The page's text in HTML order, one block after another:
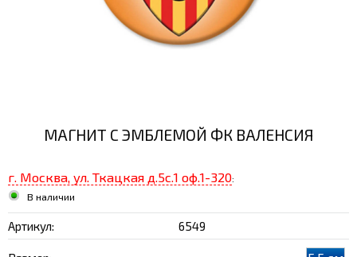
МАГНИТ С ЭМБЛЕМОЙ ФК ВАЛЕНСИЯ
г. Москва, ул. Ткацкая д.5с.1 оф.1-320:
В наличии
Артикул: 6549